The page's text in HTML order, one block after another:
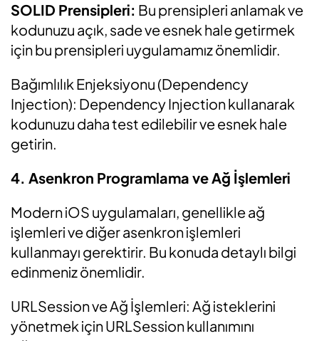
SOLID Prensipleri: Bu prensipleri anlamak ve
kodunuzu açık, sade ve esnek hale getirmek
için bu prensipleri uygulamamız önemlidir.
Bağımlılık Enjeksiyonu (Dependency
Injection): Dependency Injection kullanarak
kodunuzu daha test edilebilir ve esnek hale
getirin.
4. Asenkron Programlama ve Ağ İşlemleri
Modern iOS uygulamaları, genellikle ağ
işlemleri ve diğer asenkron işlemleri
kullanmayı gerektirir. Bu konuda detaylı bilgi
edinmeniz önemlidir.
URLSession ve Ağ İşlemleri: Ağ isteklerini
yönetmek için URLSession kullanımını